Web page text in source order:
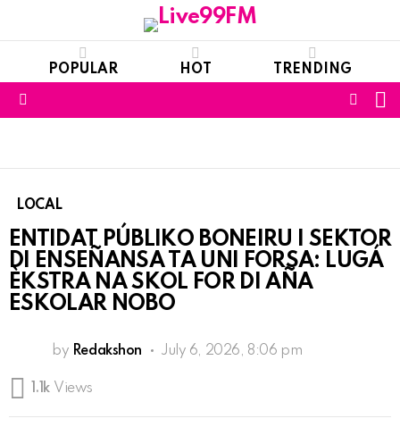
POPULAR HOT TRENDING
LOCAL
ENTIDAT PÚBLIKO BONEIRU I SEKTOR
DI ENSEÑANSA TA UNI FORSA: LUGÁ
ÈKSTRA NA SKOL FOR DI AÑA
ESKOLAR NOBO
by Redakshon July 6, 2026, 8:06 pm
1.1k Views